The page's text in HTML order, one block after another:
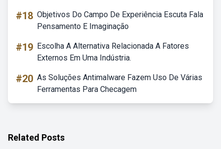
#18 Objetivos Do Campo De Experiência Escuta Fala
Pensamento E Imaginação
#19 Escolha A Alternativa Relacionada A Fatores
Externos Em Uma Indústria.
#20 As Soluções Antimalware Fazem Uso De Várias
Ferramentas Para Checagem
Related Posts